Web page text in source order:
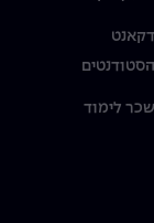
דקאנט
הסטודנטים
שכר לימוד